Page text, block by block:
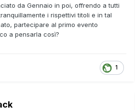
da Gennaio in poi, offrendo a tutti
i rispettivi titoli e in tal
partecipare al primo evento
a pensarla così?
1